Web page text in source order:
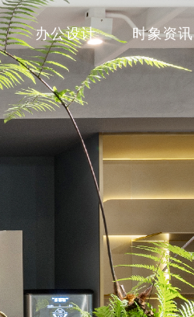
办公设计 时象资讯